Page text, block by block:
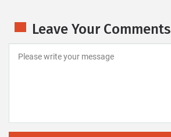
Leave Your Comments